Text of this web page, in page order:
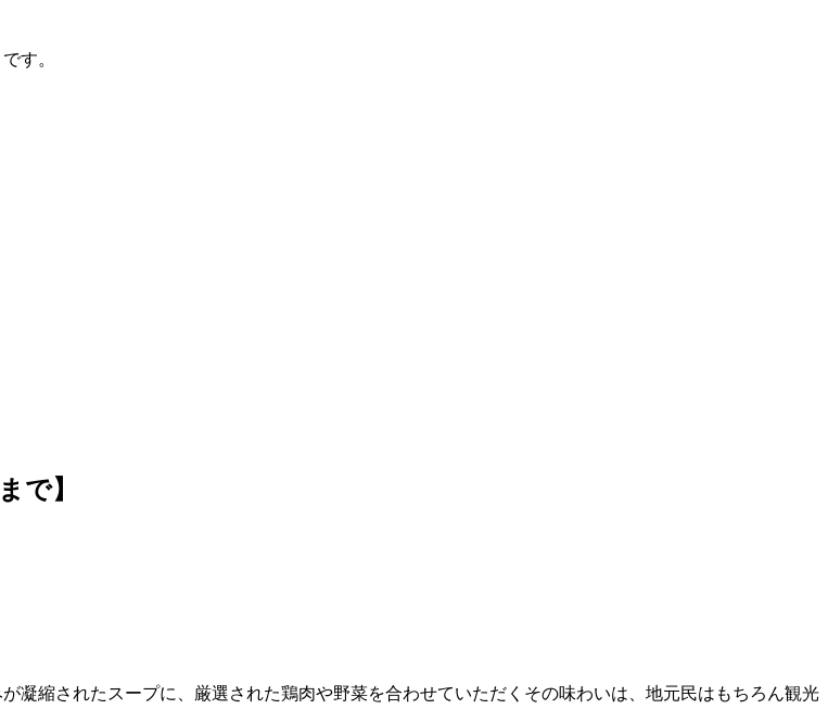
す。
で】
凝縮されたスープに、厳選された鶏肉や野菜を合わせていただくその味わいは、地元民はもちろん観光